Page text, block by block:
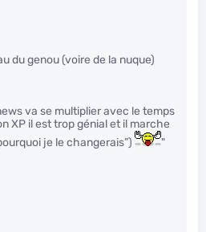
du genou (voire de la nuque)
va se multiplier avec le temps
XP il est trop génial et il marche
je le changerais”)
"